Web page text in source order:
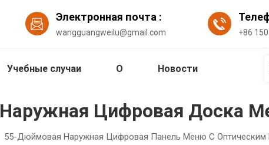
Электронная почта :
wangguangweilu@gmail.com +86
Учебные случаи О Новости
Наружная Цифровая Доска
55-Дюймовая Наружная Цифровая Панель Меню С Оптическим